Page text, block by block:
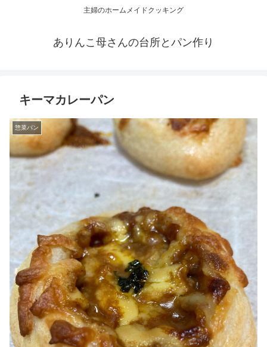
主婦のホームメイドクッキング
ありんこ母さんの台所とパン作り
キーマカレーパン
惣菜パン